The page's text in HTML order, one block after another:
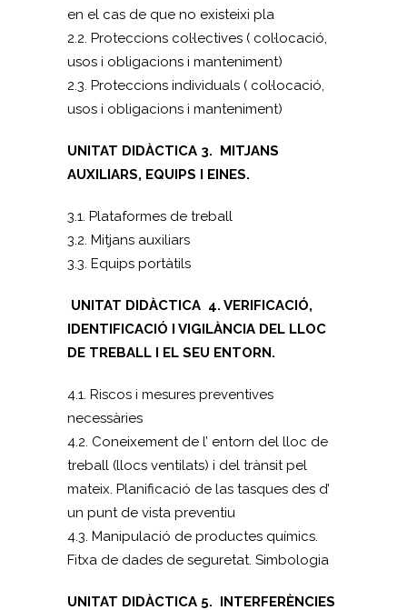
en el cas de que no existeixi pla
2.2. Proteccions col·lectives ( col·locació,
usos i obligacions i manteniment)
2.3. Proteccions individuals ( col·locació,
usos i obligacions i manteniment)
UNITAT DIDÀCTICA 3. MITJANS
AUXILIARS, EQUIPS I EINES.
3.1. Plataformes de treball
3.2. Mitjans auxiliars
3.3. Equips portàtils
UNITAT DIDÀCTICA 4. VERIFICACIÓ,
IDENTIFICACIÓ I VIGILÀNCIA DEL LLOC
DE TREBALL I EL SEU ENTORN.
4.1. Riscos i mesures preventives
necessàries
4.2. Coneixement de l’ entorn del lloc de
treball (llocs ventilats) i del trànsit pel
mateix. Planificació de las tasques des d’
un punt de vista preventiu
4.3. Manipulació de productes químics.
Fitxa de dades de seguretat. Simbologia
UNITAT DIDÀCTICA 5. INTERFERÈNCIES